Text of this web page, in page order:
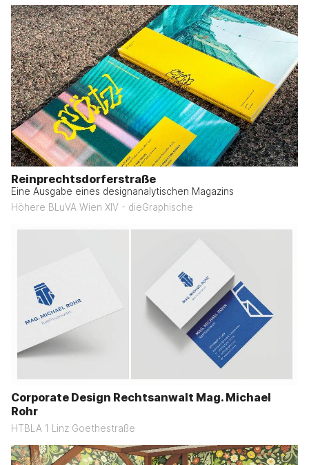
Reinprechtsdorferstraße
Eine Ausgabe eines designanalytischen Magazins
Höhere BLuVA Wien XIV - dieGraphische
Corporate Design Rechtsanwalt Mag. Michael
Rohr
HTBLA 1 Linz Goethestraße